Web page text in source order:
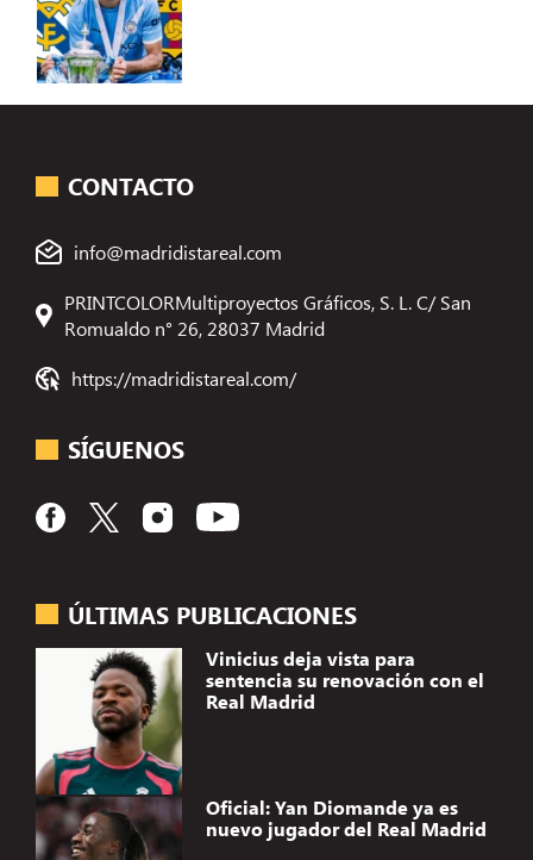
ÚLTIMAS PUBLICACIONES
Vinicius deja vista para
sentencia su renovación con el
Real Madrid
Oficial: Yan Diomande ya es
nuevo jugador del Real Madrid
CONTACTO
info@madridistareal.com
PRINTCOLORMultiproyectos Gráficos, S. L. C/ San
Romualdo n° 26, 28037 Madrid
https://madridistareal.com/
SÍGUENOS